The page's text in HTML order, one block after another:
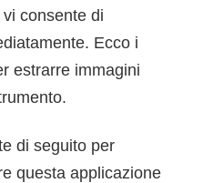
consente di
Ecco i
estrarre immagini
di seguito per
questa applicazione